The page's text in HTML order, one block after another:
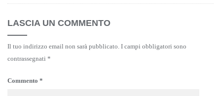
LASCIA UN COMMENTO
Il tuo indirizzo email non sarà pubblicato. I campi obbligatori sono
contrassegnati *
Commento *